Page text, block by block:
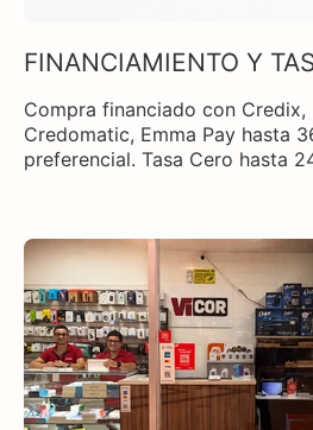
FINANCIAMIENTO Y
Compra financiado con Credix,
Credomatic, Emma Pay hasta
preferencial. Tasa Cero hasta